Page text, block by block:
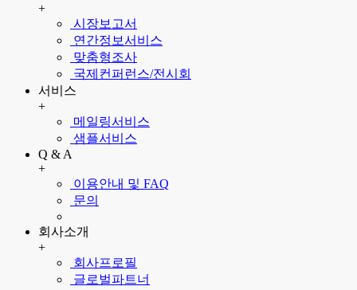
+
시장보고서
연간정보서비스
맞춤형조사
국제컨퍼런스/전시회
서비스
+
메일링서비스
샘플서비스
Q & A
+
이용안내 및 FAQ
문의
회사소개
+
회사프로필
글로벌파트너